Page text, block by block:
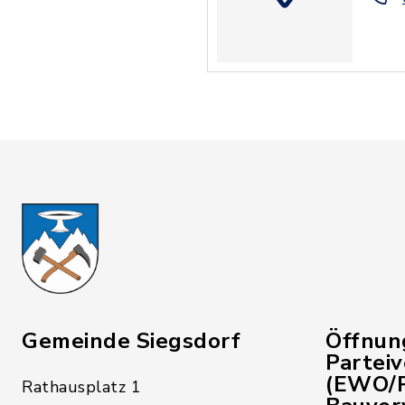
Gemeinde Siegsdorf
Rathausplatz 1
(EWO/